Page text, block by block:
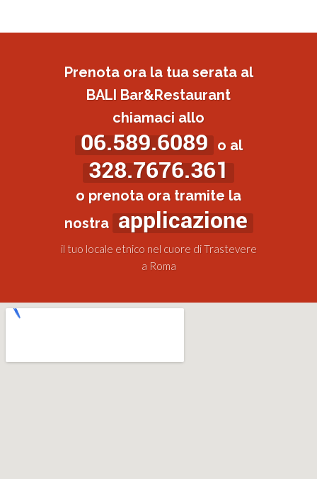
Prenota ora la tua serata al
BALI Bar&Restaurant
chiamaci allo
06.589.6089 o al
328.7676.361
o prenota ora tramite la
nostra applicazione
il tuo locale etnico nel cuore di Trastevere
a Roma